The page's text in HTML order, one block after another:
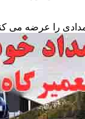
را عرضه می